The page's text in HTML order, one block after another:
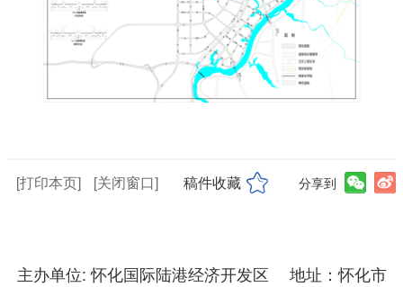
[打印本页] [关闭窗口] 稿件收藏 分享到
主办单位: 怀化国际陆港经济开发区 地址：怀化市